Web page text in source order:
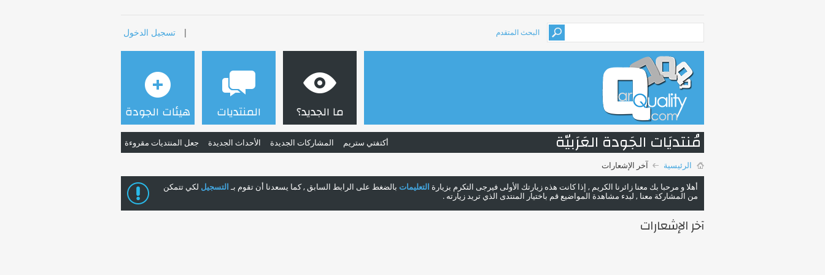
البحث المتقدم | تسجيل الدخول
ما الجديد؟
أكتفتي ستريم المشاركات الجديدة الأحداث الجديدة جعل المنتديات مقروءة
المنتديات هيئات الجودة
مُنتديَات الجَودة العَرَبيّة
الرئيسية
آخر الإشعارات
أهلا و مرحبا بك معنا زائرنا الكريم , إذا كانت هذه زيارتك الأولى فيرجى التكرم بزيارة التعليمات بالضغط على الرابط السابق , كما يسعدنا أن تقوم بـالتسجيل لكي تتمكن
من المشاركة معنا , لبدء مشاهدة المواضيع قم باختيار المنتدى الذي تريد زيارته .
آخر الإشعارات